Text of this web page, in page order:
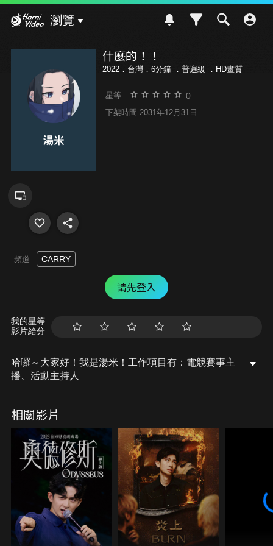
瀏覽
什麼的！！
2022．台灣．6分鐘 ． 普遍級 ．HD畫質
星等 0
下架時間 2031年12月31日
頻道 CARRY
請先登入
我的星等
影片給分
哈囉～大家好！我是湯米！工作項目有：電競賽事主
播、活動主持人
相關影片